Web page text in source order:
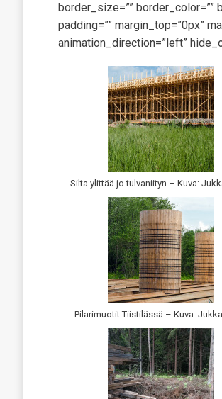
border_size=”” border_color=””
padding=”” margin_top=”0px”
animation_direction=”left”
Silta ylittää jo tulvaniityn – Kuva:
Pilarimuotit Tiistilässä – Kuva: